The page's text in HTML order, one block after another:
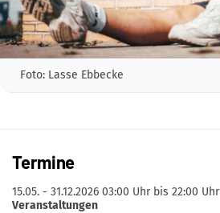
Foto: Lasse Ebbecke
Termine
15.05. - 31.12.2026 03:00 Uhr bis 22:00 Uhr
Veranstaltungen